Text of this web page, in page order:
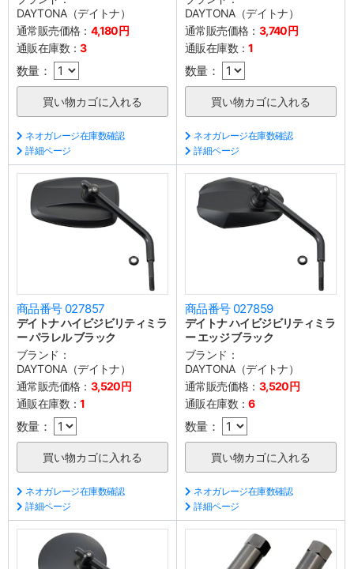
DAYTONA（デイトナ）
通常販売価格： 4,180円
通販在庫数：3
数量：
ネオガレージ在庫数確認
詳細ページ
DAYTONA（デイトナ）
通常販売価格： 3,740円
通販在庫数：1
数量：
ネオガレージ在庫数確認
詳細ページ
商品番号 027857
デイトナ ハイビジビリティミラ
ー パラレル ブラック
ブランド：
DAYTONA（デイトナ）
通常販売価格： 3,520円
通販在庫数：1
数量：
ネオガレージ在庫数確認
詳細ページ
商品番号 027859
デイトナ ハイビジビリティミラ
ー エッジ ブラック
ブランド：
DAYTONA（デイトナ）
通常販売価格： 3,520円
通販在庫数：6
数量：
ネオガレージ在庫数確認
詳細ページ